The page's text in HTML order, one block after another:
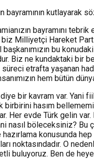
bayramının kutlayarak
bayramını
Milliyetçi Hareket
bu
Biz ne kundaktaki bir
etrafta yaşanan
hem bütün
bir kavram var. Yani
birbirini hasım
Her evde Türk gelin
nasıl böleceksiniz? Bu
konusunda
noktasındadır. O
buluyoruz. Ben de